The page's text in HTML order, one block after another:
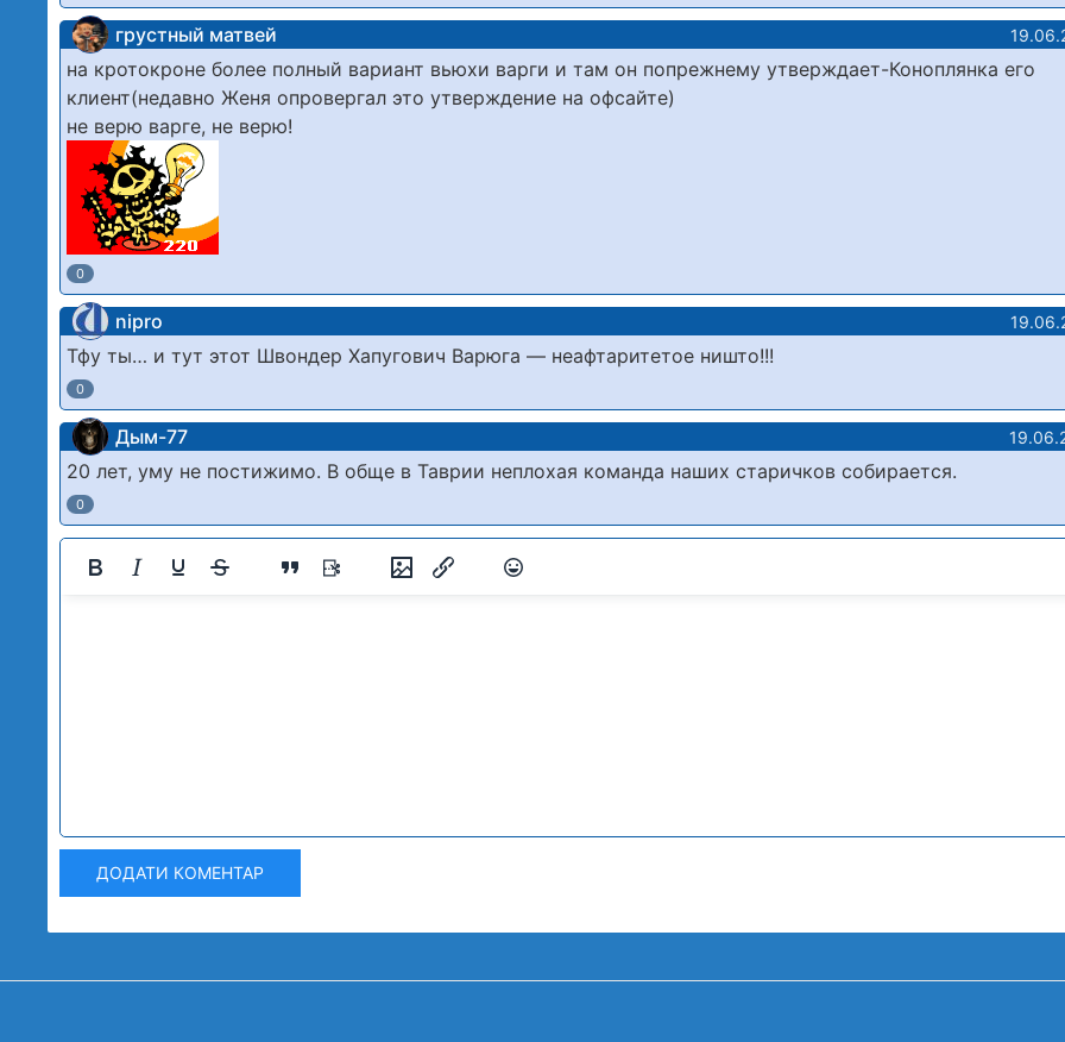
грустный матвей
на кротокроне более полный вариант вьюхи варги и там он попрежнему утверждает-Коноплянка его
клиент(недавно Женя опровергал это утверждение на офсайте)
не верю варге, не верю!
0
nipro
Тфу ты… и тут этот Швондер Хапугович Варюга — неафтаритетое ништо!!!
0
Дым-77
20 лет, уму не постижимо. В обще в Таврии неплохая команда наших старичков собирается.
0
ДОДАТИ КОМЕНТАР